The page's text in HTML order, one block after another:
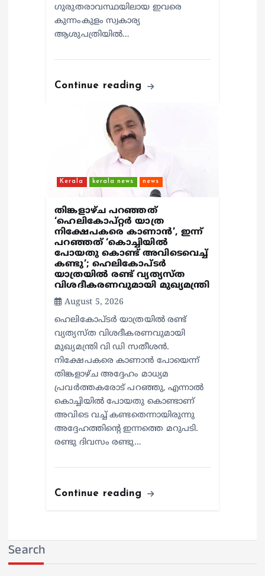
ഗുരുതരാവസ്ഥയിലായ ഇവരെ
കുന്നംകുളം സ്വകാര്യ
ആശുപത്രിയില്‍…
Continue reading
Kerala kerala news news
തിങ്കളാഴ്ച പറഞ്ഞത്
‘ഹെലികോപ്റ്റർ യാത്ര
നിക്ഷേപകരെ കാണാൻ’, ഇന്ന്
പറഞ്ഞത് ‘കൊച്ചിയിൽ
പോയതു കൊണ്ട് അവിടെവെച്ച്
കണ്ടു’; ഹെലികോപ്ടർ
യാത്രയിൽ രണ്ട് വ്യത്യസ്ത
വിശദീകരണവുമായി മുഖ്യമന്ത്രി
August 5, 2026
ഹെലികോപ്ടർ യാത്രയിൽ രണ്ട്
വ്യത്യസ്ത വിശദീകരണവുമായി
മുഖ്യമന്ത്രി വി ഡി സതീശൻ.
നിക്ഷേപകരെ കാണാൻ പോയെന്ന്
തിങ്കളാഴ്ച അദ്ദേഹം മാധ്യമ
പ്രവർത്തകരോട് പറഞ്ഞു, എന്നാൽ
കൊച്ചിയിൽ പോയതു കൊണ്ടാണ്
അവിടെ വച്ച് കണ്ടതെന്നായിരുന്നു
അദ്ദേഹത്തിന്റെ ഇന്നത്തെ മറുപടി.
രണ്ടു ദിവസം രണ്ടു…
Continue reading
Search